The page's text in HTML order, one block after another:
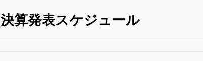
決算発表スケジュール